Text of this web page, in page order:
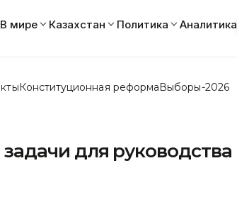
В мире Казахстан Политика Аналитика
Конституционная реформаВыборы-2026
для руководства